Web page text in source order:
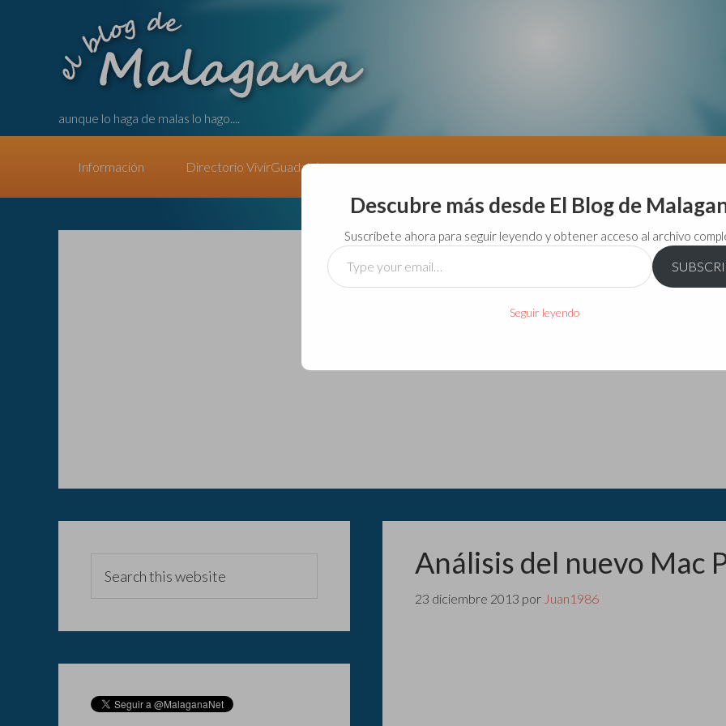
aunque lo haga de malas lo hago....
Información Directorio VivirGuadalajara
Análisis del nuevo Mac
23 diciembre 2013 por Juan1986
Descubre más desde El Blog de
Suscríbete ahora para seguir leyendo y obtener acceso al archivo
Type
your
Seguir leyendo